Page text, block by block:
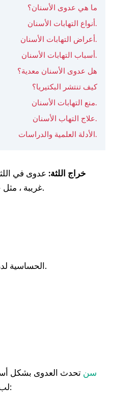
ما هي عدوى الأسنان؟
أنواع التهابات الأسنان.
أعراض التهابات الأسنان.
أسباب التهابات الأسنان.
هل عدوى الأسنان معدية؟
كيف تنتشر البكتيريا؟
منع التهابات الأسنان.
علاج التهاب الأسنان.
الأدلة العلمية والدراسات.
3. خراج اللثة: عدوى في
غريبة ، مثل جزيئات الطعام ، تصبح محاصرة.
الحساسية لدرجات الحرارة الساخنة والباردة.
سن تحدث العدوى بشكل
لب الأسنان ، وغالبًا ما يكون بسبب: